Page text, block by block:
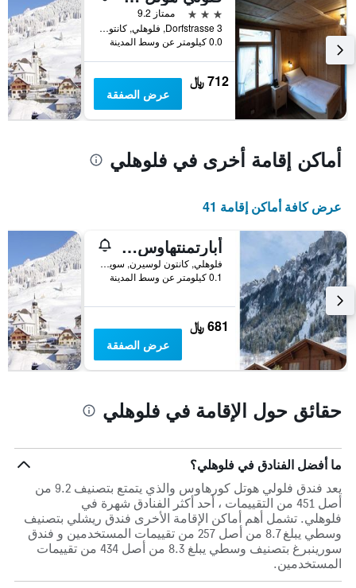
3 نجوم
ممتاز 9.2
Dorfstrasse 3, فلوهلي, كانتون لوسيرن, سويسرا
0.0 كيلومتر عن وسط المدينة
712 ﷼
عرض الصفقة
أماكن إقامة أخرى في فلوهلي
عرض كافة أماكن إقامة 41
أبارتمنتهاوس كروزبوشيه
فلوهلي, كانتون لوسيرن, سويسرا
0.1 كيلومتر عن وسط المدينة
681 ﷼
عرض الصفقة
حقائق حول الإقامة في فلوهلي
ما أفضل الفنادق في فلوهلي؟
يعد فندق فلولي هوتل كورهاوس والذي يتمتع بتصنيف 9.2 من
أصل 451 من التقييمات ، أحد أكثر الفنادق شهرة في
فلوهلي. تشمل أهم أماكن الإقامة الأخرى فندق ريشلي بتصنيف
وسطي يبلغ 8.7 من أصل 257 من تقييمات المستخدمين و فندق
سورينبرغ بتصنيف وسطي يبلغ 8.3 من أصل 434 من تقييمات
المستخدمين.